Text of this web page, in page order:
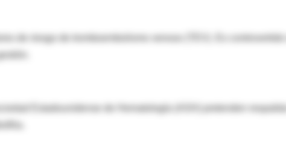
de riesgo de tromboembolismo venoso (TEV). Es
Estadounidense de Hematología (ASH) pretenden